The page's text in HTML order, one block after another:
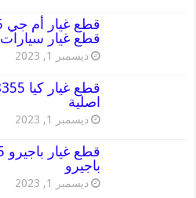
قطع غيار سيارات
ديسمبر 1, 2023
اصلية
ديسمبر 1, 2023
باجيرو
ديسمبر 1, 2023